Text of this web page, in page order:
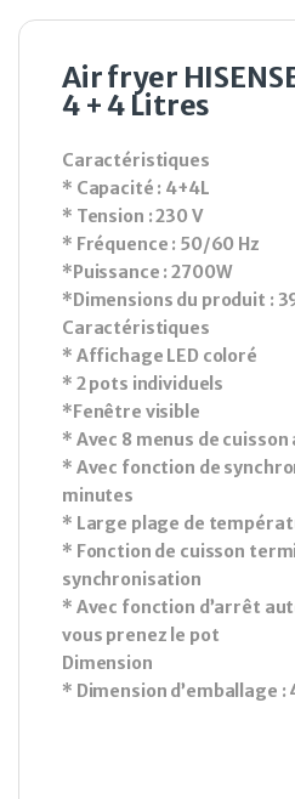
Air fryer
4 + 4 Litres
Caractéristiques
* Capacité : 4+4L
* Tension : 230 V
* Fréquence : 50/60 Hz
*Puissance : 2700W
*Dimensions du produit :
Caractéristiques
* Affichage LED coloré
* 2 pots individuels
*Fenêtre visible
* Avec 8 menus de
* Avec fonction de
minutes
* Large plage de
* Fonction de cuisson
synchronisation
* Avec fonction d’arrêt
vous prenez le pot
Dimension
* Dimension d’emballage